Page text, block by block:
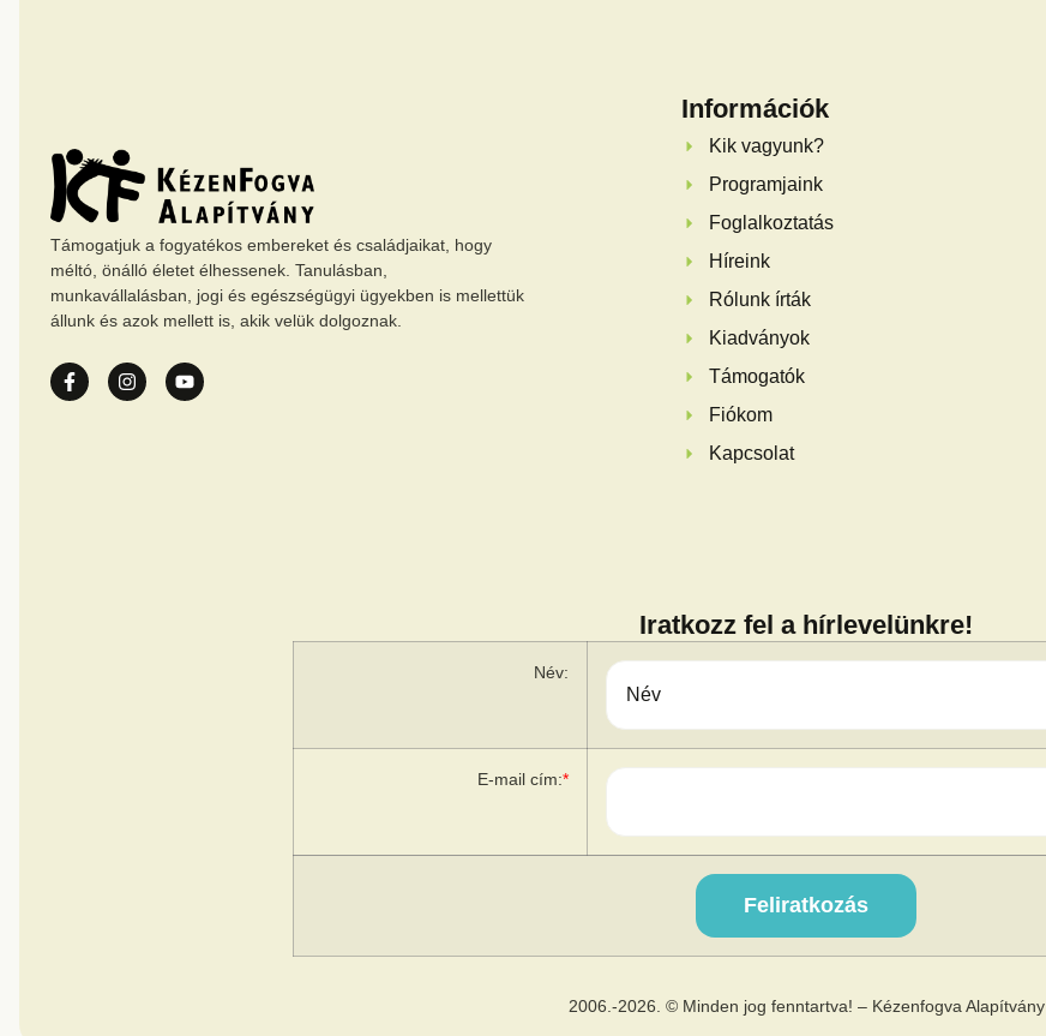
Támogatjuk a fogyatékos embereket és családjaikat, hogy
méltó, önálló életet élhessenek. Tanulásban,
munkavállalásban, jogi és egészségügyi ügyekben is mellettük
állunk és azok mellett is, akik velük dolgoznak.
Információk
Kik vagyunk?
Programjaink
Foglalkoztatás
Híreink
Rólunk írták
Kiadványok
Támogatók
Fiókom
Kapcsolat
Iratkozz fel a hírlevelünkre!
Név:
E-mail cím:*
2006.-2026. © Minden jog fenntartva! – Kézenfogva Alapítvány